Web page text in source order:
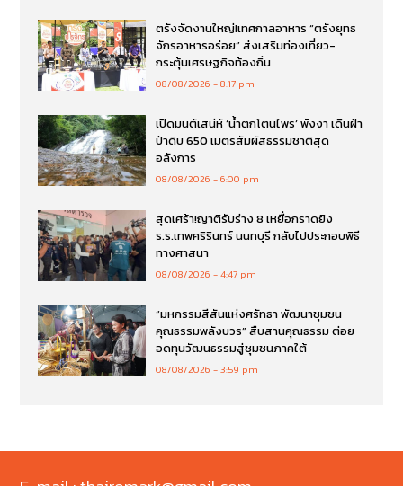
ตรังจัดงานใหญ่!เทศกาลอาหาร “ตรังยุทธ
จักรอาหารอร่อย” ส่งเสริมท่องเที่ยว-
กระตุ้นเศรษฐกิจท้องถิ่น
08/08/2026 8:17 pm
เปิดมนต์เสน่ห์ ‘น้ำตกโตนไพร’ พังงา เดินฝ่า
ป่าดิบ 650 เมตรสัมผัสธรรมชาติสุด
อลังการ
08/08/2026 6:00 pm
สุดเศร้า!ญาติรับร่าง 8 เหยื่อกราดยิง
ร.ร.เทพศริรินทร์ นนทบุรี กลับไปประกอบพิธี
ทางศาสนา
08/08/2026 4:47 pm
“มหกรรมสีสันแห่งศรัทธา พัฒนาชุมชน
คุณธรรมพลังบวร” สืบสานคุณธรรม ต่อย
อดทุนวัฒนธรรมสู่ชุมชนภาคใต้
08/08/2026 3:59 pm